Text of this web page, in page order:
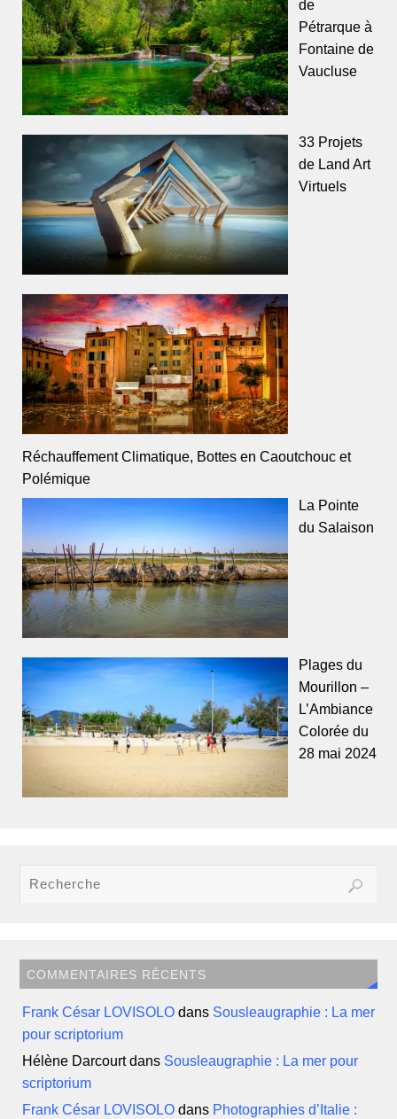
de
Pétrarque à
Fontaine de
Vaucluse
33 Projets
de Land Art
Virtuels
Réchauffement Climatique, Bottes en Caoutchouc et
Polémique
La Pointe
du Salaison
Plages du
Mourillon –
L’Ambiance
Colorée du
28 mai 2024
COMMENTAIRES RÉCENTS
Frank César LOVISOLO dans Sousleaugraphie : La mer
pour scriptorium
Hélène Darcourtdans Sousleaugraphie : La mer pour
scriptorium
Frank César LOVISOLO dans Photographies d’Italie :